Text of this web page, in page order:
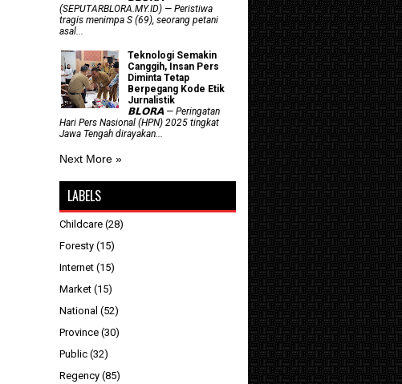
(SEPUTARBLORA.MY.ID) — Peristiwa
tragis menimpa S (69), seorang petani
asal...
Teknologi Semakin
Canggih, Insan Pers
Diminta Tetap
Berpegang Kode Etik
Jurnalistik
𝗕𝗟𝗢𝗥𝗔 — Peringatan
Hari Pers Nasional (HPN) 2025 tingkat
Jawa Tengah dirayakan...
Next More »
LABELS
Childcare (28)
Foresty (15)
Internet (15)
Market (15)
National (52)
Province (30)
Public (32)
Regency (85)